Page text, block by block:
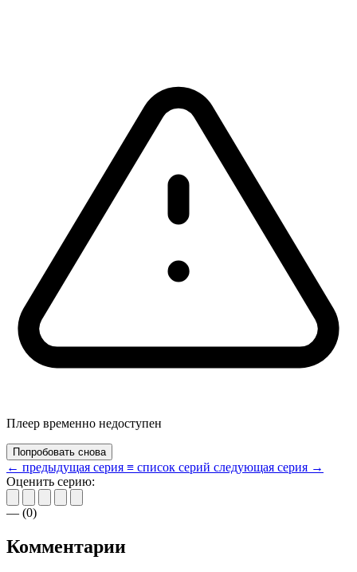
Плеер временно недоступен
Попробовать снова
← предыдущая серия ≡ список серий следующая серия →
Оценить серию:
— (0)
Комментарии